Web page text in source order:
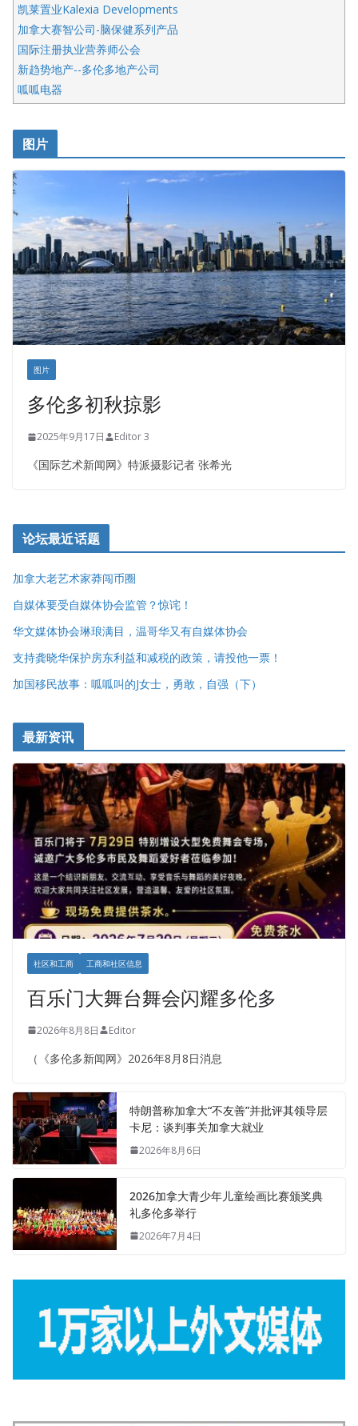
凯莱置业Kalexia Developments
加拿大赛智公司-脑保健系列产品
国际注册执业营养师公会
新趋势地产--多伦多地产公司
呱呱电器
开明车行KS CAR SALES & SERVICE
皇后金融集团
铁木尔商业注册服务
图片
图片
多伦多初秋掠影
2025年9月17日 Editor 3
《国际艺术新闻网》特派摄影记者 张希光
论坛最近话题
加拿大老艺术家莽闯币圈
自媒体要受自媒体协会监管？惊诧！
华文媒体协会琳琅满目，温哥华又有自媒体协会
支持龚晓华保护房东利益和减税的政策，请投他一票！
加国移民故事：呱呱叫的J女士，勇敢，自强（下）
最新资讯
社区和工商 工商和社区信息
百乐门大舞台舞会闪耀多伦多
2026年8月8日 Editor
（《多伦多新闻网》2026年8月8日消息
特朗普称加拿大“不友善”并批评其领导层
卡尼：谈判事关加拿大就业
2026年8月6日
2026加拿大青少年儿童绘画比赛颁奖典
礼多伦多举行
2026年7月4日